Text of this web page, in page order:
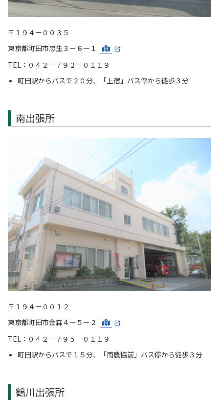
〒１９４－００３５
東京都町田市忠生３ー６ー１
TEL：０４２－７９２－０１１９
町田駅からバスで２０分、「上宿」バス停から徒歩３分
南出張所
〒１９４－００１２
東京都町田市金森４ー５ー２
TEL：０４２－７９５－０１１９
町田駅からバスで１５分、「南農協前」バス停から徒歩３分
鶴川出張所